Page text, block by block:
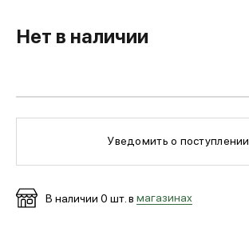
Для собаки
БРЕНДЫ
МЕДИА
Нет в наличии
Уведомить о поступлении
В наличии 0 шт. в магазинах